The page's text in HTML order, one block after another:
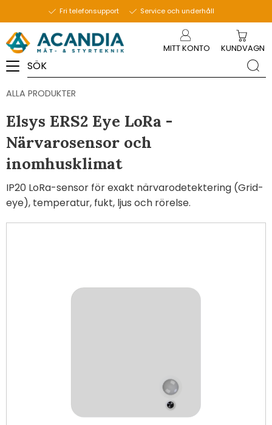
Fri telefonsupport Service och underhåll
MITT KONTO KUNDVAGN
ALLA PRODUKTER
Elsys ERS2 Eye LoRa -
Närvarosensor och
inomhusklimat
IP20 LoRa-sensor för exakt närvarodetektering (Grid-
eye), temperatur, fukt, ljus och rörelse.